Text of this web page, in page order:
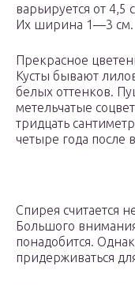
варьируется от 4,5
Их ширина 1—3 см.
Прекрасное
Кусты бывают
белых оттенков.
метельчатые
тридцать
четыре года после
Спирея считается
Большого
понадобится.
придерживаться